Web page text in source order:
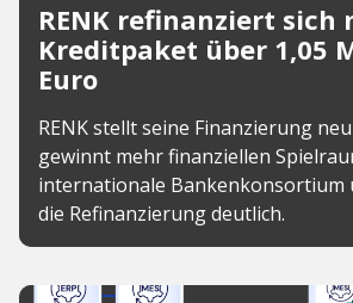
RENK refinanziert sich
Kreditpaket über 1,05
Euro
RENK stellt seine Finanzierung
gewinnt mehr finanziellen
internationale Bankenkonsortium
die Refinanzierung deutlich.